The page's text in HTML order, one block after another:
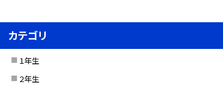
カテゴリ
１年生
２年生